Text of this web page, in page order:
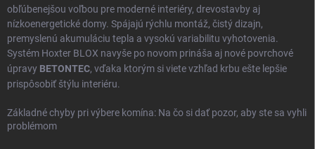
obľúbenejšou voľbou pre moderné interiéry, drevostavby aj
nízkoenergetické domy. Spájajú rýchlu montáž, čistý dizajn,
premyslenú akumuláciu tepla a vysokú variabilitu vyhotovenia.
Systém Hoxter BLOX navyše po novom prináša aj nové povrchové
úpravy BETONTEC, vďaka ktorým si viete vzhľad krbu ešte lepšie
prispôsobiť štýlu interiéru.
Základné chyby pri výbere komína: Na čo si dať pozor, aby ste sa vyhli
problémom